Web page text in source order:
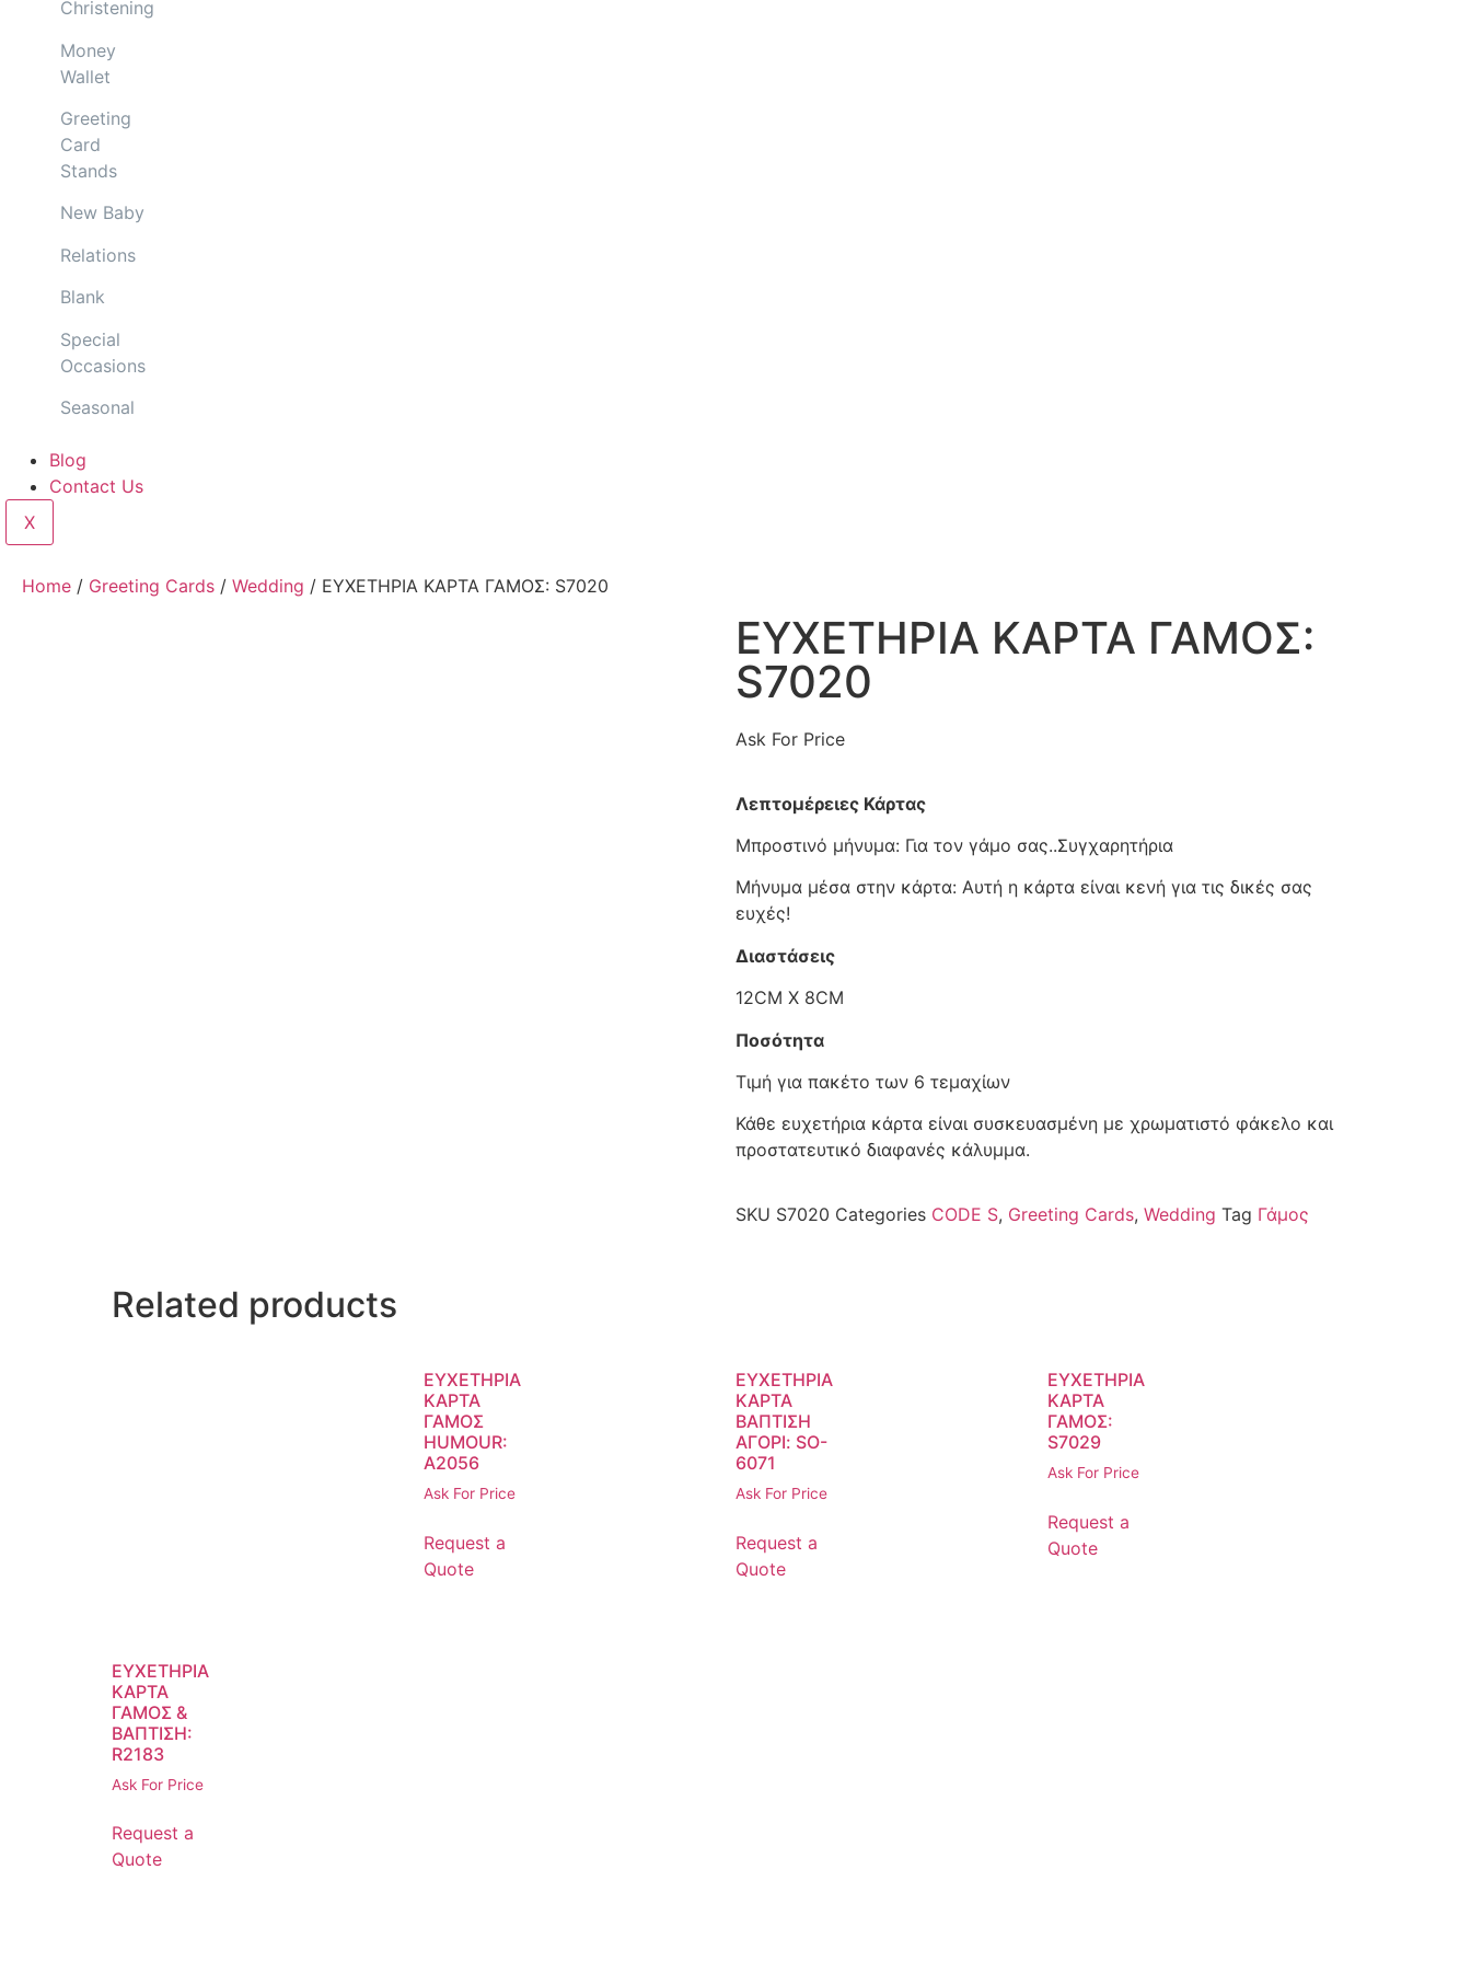
Christening
Money
Wallet
Greeting
Card
Stands
New Baby
Relations
Blank
Special
Occasions
Seasonal
Blog
Contact Us
X
Home / Greeting Cards / Wedding / ΕΥΧΕΤΗΡΙΑ ΚΑΡΤΑ ΓΑΜΟΣ: S7020
ΕΥΧΕΤΗΡΙΑ ΚΑΡΤΑ ΓΑΜΟΣ:
S7020
Ask For Price
Λεπτομέρειες Κάρτας
Μπροστινό μήνυμα: Για τον γάμο σας..Συγχαρητήρια
Μήνυμα μέσα στην κάρτα: Αυτή η κάρτα είναι κενή για τις δικές σας
ευχές!
Διαστάσεις
12CM X 8CM
Ποσότητα
Τιμή για πακέτο των 6 τεμαχίων
Κάθε ευχετήρια κάρτα είναι συσκευασμένη με χρωματιστό φάκελο και
προστατευτικό διαφανές κάλυμμα.
SKU S7020 Categories CODE S, Greeting Cards, Wedding Tag Γάμος
Related products
ΕΥΧΕΤΗΡΙΑ
ΚΑΡΤΑ
ΓΑΜΟΣ
HUMOUR:
A2056
Ask For Price
Request a
Quote
ΕΥΧΕΤΗΡΙΑ
ΚΑΡΤΑ
ΒΑΠΤΙΣΗ
ΑΓΟΡΙ: SO-
6071
Ask For Price
Request a
Quote
ΕΥΧΕΤΗΡΙΑ
ΚΑΡΤΑ
ΓΑΜΟΣ:
S7029
Ask For Price
Request a
Quote
ΕΥΧΕΤΗΡΙΑ
ΚΑΡΤΑ
ΓΑΜΟΣ &
ΒΑΠΤΙΣΗ:
R2183
Ask For Price
Request a
Quote